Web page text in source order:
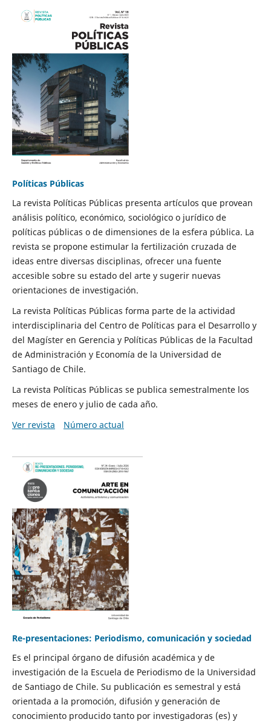
Políticas Públicas
La revista Políticas Públicas presenta artículos que provean
análisis político, económico, sociológico o jurídico de
políticas públicas o de dimensiones de la esfera pública. La
revista se propone estimular la fertilización cruzada de
ideas entre diversas disciplinas, ofrecer una fuente
accesible sobre su estado del arte y sugerir nuevas
orientaciones de investigación.
La revista Políticas Públicas forma parte de la actividad
interdisciplinaria del Centro de Políticas para el Desarrollo y
del Magíster en Gerencia y Políticas Públicas de la Facultad
de Administración y Economía de la Universidad de
Santiago de Chile.
La revista Políticas Públicas se publica semestralmente los
meses de enero y julio de cada año.
Ver revista
Número actual
Re-presentaciones: Periodismo, comunicación y sociedad
Es el principal órgano de difusión académica y de
investigación de la Escuela de Periodismo de la Universidad
de Santiago de Chile. Su publicación es semestral y está
orientada a la promoción, difusión y generación de
conocimiento producido tanto por investigadoras (es) y